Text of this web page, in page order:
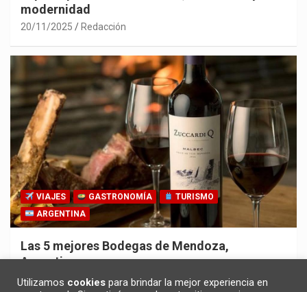
modernidad
20/11/2025 Redacción
VIAJES GASTRONOMÍA
TURISMO
ARGENTINA
Las 5 mejores Bodegas de Mendoza,
Argentina
30/10/2025 Redacción
Utilizamos cookies para brindar la mejor experiencia en